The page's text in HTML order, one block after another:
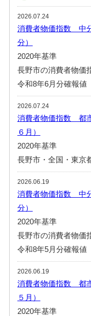
2026.07.24
消費者物価指数 中
分）
2020年基準
長野市の消費者物価
令和8年6月分確報値
2026.07.24
消費者物価指数 都
６月）
2020年基準
長野市・全国・東京
2026.06.19
消費者物価指数 中
分）
2020年基準
長野市の消費者物価
令和8年5月分確報値
2026.06.19
消費者物価指数 都
５月）
2020年基準